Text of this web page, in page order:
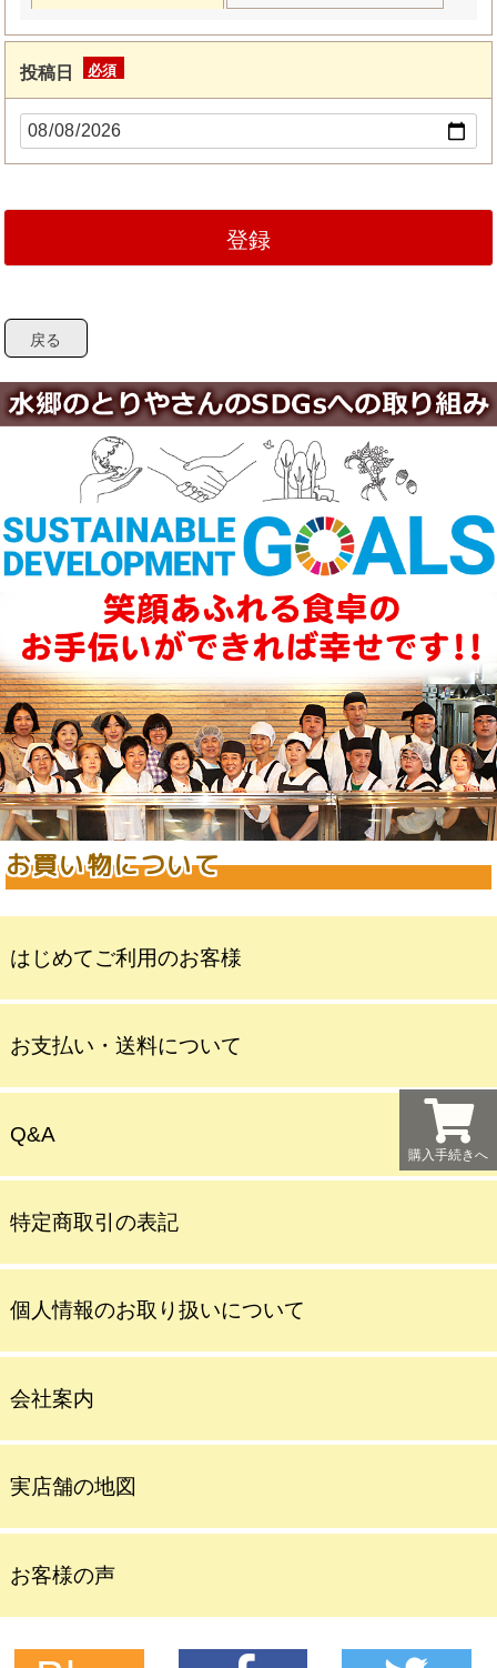
投稿日
須)
登録
戻る
お買い物について
はじめてご利用のお客様
お支払い・送料について
Q&A
特定商取引の表記
個人情報のお取り扱いについて
会社案内
実店舗の地図
お客様の声
購入手続きへ